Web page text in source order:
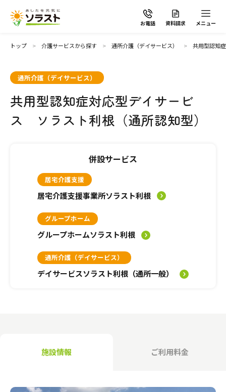
お電話 資料請求 メニュー
ソラストの想い
施設で暮らす
自宅から通う・泊まる
自宅でサービスを受ける
よくあるご質問
介護のガイド
介護のガイド
介護お役立ちコラム「そらまめ＋」
採用情報
トップ 介護サービスから探す 通所介護（デイサービス） 共用型認知
通所介護（デイサービス）
共用型認知症対応型デイサービ
ス ソラスト利根（通所認知型）
併設サービス
居宅介護支援
居宅介護支援事業所ソラスト利根
グループホーム
グループホームソラスト利根
通所介護（デイサービス）
デイサービスソラスト利根（通所一般）
施設情報 ご利用料金